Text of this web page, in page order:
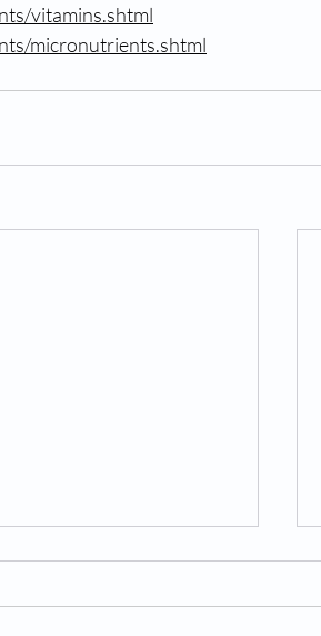
vitamins.shtml
micronutrients.shtml